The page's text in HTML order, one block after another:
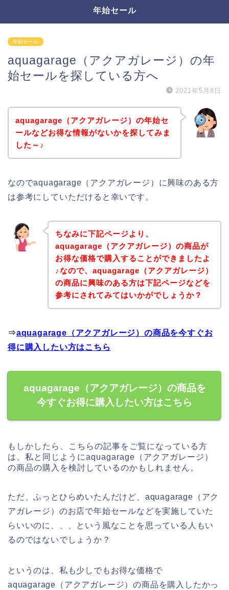
年始セール
年始セール
aquagarage（アクアガレージ）の年
始セールを探している方へ
2021年5月8日
aquagarage（アクアガレージ）の年始セ
ールなどお得な情報がないかを探してみま
した～♪
なのでaquagarage（アクアガレージ）に興味のある方
は参考にしていただけると幸いです。
ちなみに下記ページより、
aquagarage（アクアガレージ）の商品が
お得な価格で購入することができましたよ
♪なので、aquagarage（アクアガレージ）
の商品に興味のある方は下記ページなどを
参考にされてみてはいかがでしょうか？
⇒aquagarage（アクアガレージ）の商品を今すぐお
得に購入したい方はこちら
aquagarage（アクアガレージ）の商品を
今すぐお得に購入したい方はこちら
もしかしたら、こちらの記事をご覧になっている方
は、私と同じようにaquagarage（アクアガレージ）
の商品の購入を検討しているのかもしれません。
ただ、ふっとひらめいたんだけど、aquagarage（アク
アガレージ）のお店で年始セールなどを実施していた
らいいのに、、、という風なことを思っている人もい
るのではないでしょうか？
というのは、私も少しでもお得な価格で
aquagarage（アクアガレージ）の商品を購入したかっ